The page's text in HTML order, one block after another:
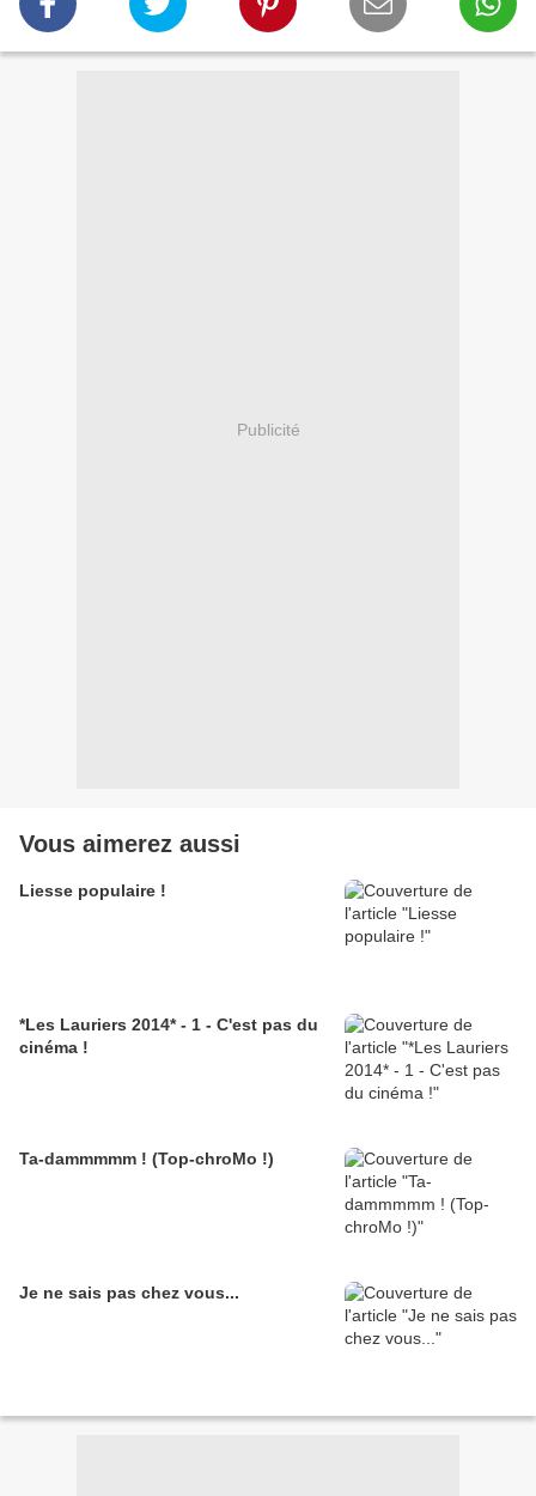
Publicité
Vous aimerez aussi
Liesse populaire !
*Les Lauriers 2014* - 1 - C'est pas du
cinéma !
Ta-dammmmm ! (Top-chroMo !)
Je ne sais pas chez vous...